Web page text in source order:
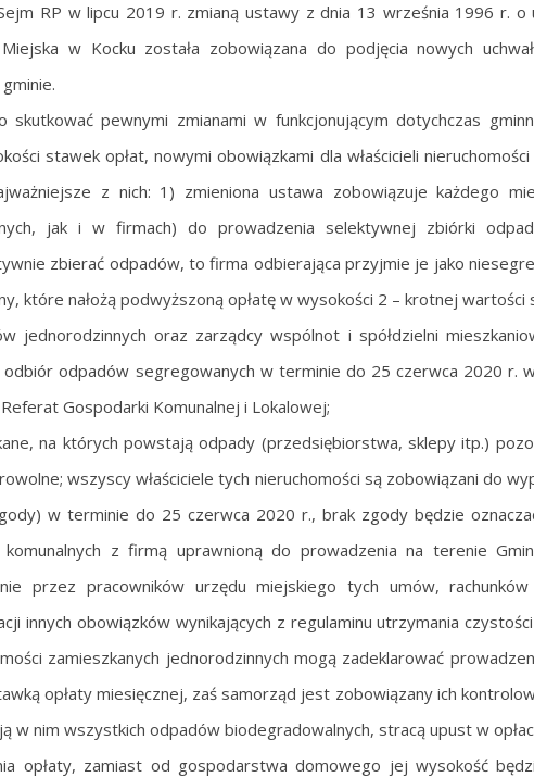
RP w lipcu 2019 r. zmianą ustawy z dnia 13 września 1996 r. o
w Kocku została zobowiązana do podjęcia nowych
pewnymi zmianami w funkcjonującym dotychczas
stawek opłat, nowymi obowiązkami dla właścicieli
z nich: 1) zmieniona ustawa zobowiązuje każdego
jak i w firmach) do prowadzenia selektywnej zbiórki
zbierać odpadów, to firma odbierająca przyjmie je jako
które nałożą podwyższoną opłatę w wysokości 2 – krotnej
jednorodzinnych oraz zarządcy wspólnot i spółdzielni
odbiór odpadów segregowanych w terminie do 25 czerwca 2020 r.
Gospodarki Komunalnej i Lokalowej;
na których powstają odpady (przedsiębiorstwa, sklepy itp.)
wszyscy właściciele tych nieruchomości są zobowiązani do
w terminie do 25 czerwca 2020 r., brak zgody będzie
z firmą uprawnioną do prowadzenia na terenie
przez pracowników urzędu miejskiego tych umów,
innych obowiązków wynikających z regulaminu utrzymania
zamieszkanych jednorodzinnych mogą zadeklarować
opłaty miesięcznej, zaś samorząd jest zobowiązany ich
w nim wszystkich odpadów biodegradowalnych, stracą upust w
opłaty, zamiast od gospodarstwa domowego jej wysokość